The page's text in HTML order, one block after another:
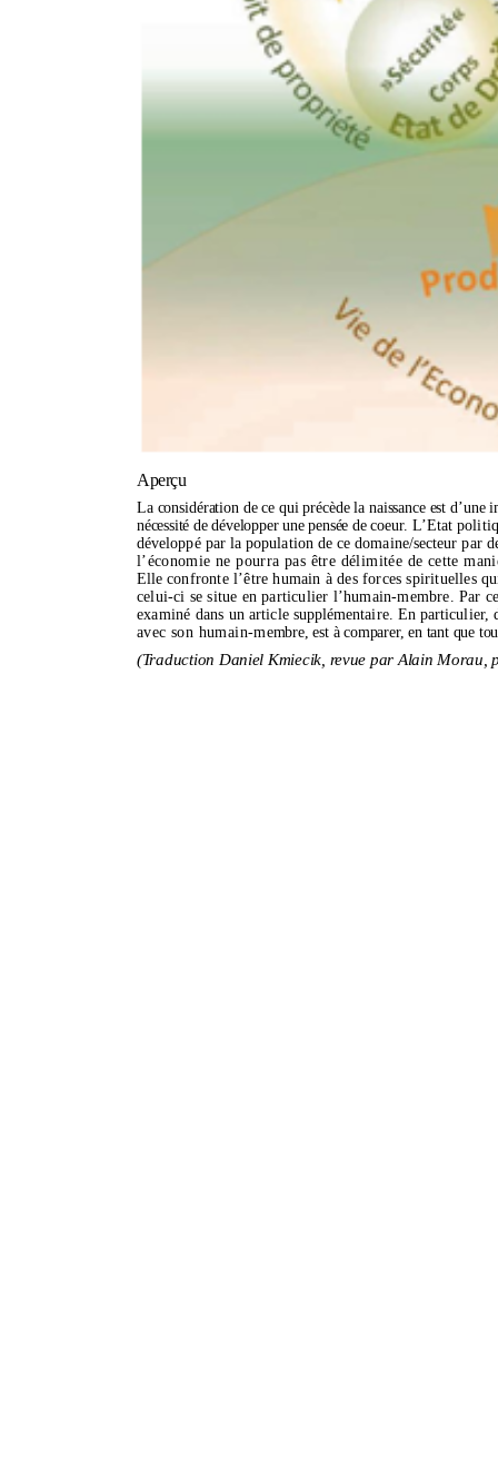
Aperçu
La considération de ce qui précède la naissance est d’une
nécessité de développer une pensée de coeur. L’Etat
développé par la population de ce domaine/secteur par
l’économie ne pourra pas être délimitée de cette
Elle confronte l’être humain à des forces spirituelles
celui-ci se situe en particulier l’humain-membre. Par
examiné dans unarticle supplémentaire. En particulier,
avec son humain-membre, est à comparer, en tant que
(Traduction Daniel Kmiecik, revue par Alain Morau,